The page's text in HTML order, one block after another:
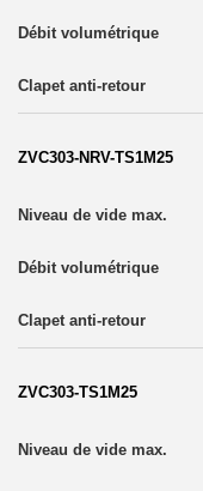
ZVC303-NRV-TS1M25
ZVC303-TS1M25